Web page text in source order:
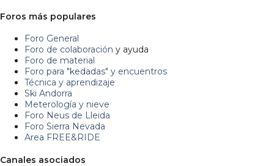
Foros más populares
Foro General
Foro de colaboración y ayuda
Foro de material
Foro para "kedadas" y encuentros
Técnica y aprendizaje
Ski Andorra
Meterología y nieve
Foro Neus de Lleida
Foro Sierra Nevada
Area FREE&RIDE
Canales asociados